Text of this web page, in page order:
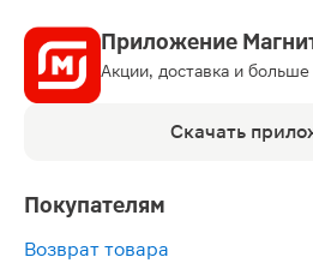
Приложение
Акции, доставка и больше
Скачать
Покупателям
Возврат товара